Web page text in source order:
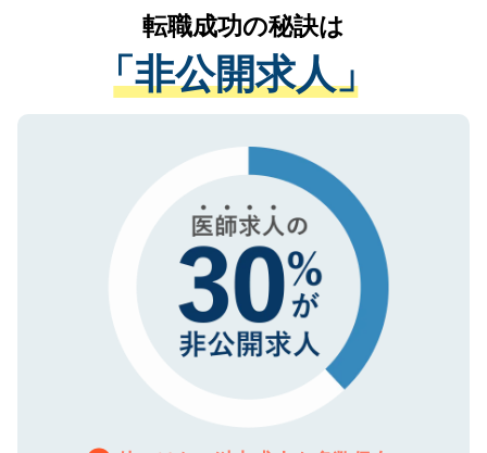
は、個人情報の取り扱いについての厳密な
管理基準を満たした事業者のみに付与され
る、プライバシーマークを取得済みです。
で、機密保持に関してもご安心ください。
かがいして、現在の医療機関の状況や紹介
経験をまじえながら、適切なアドバイスを
させていただきます。すぐにご転職をされ
ない方には、長期的なサポートが可能です
ので、まずはご登録ください。
転職成功の秘訣は
「非公開求人」